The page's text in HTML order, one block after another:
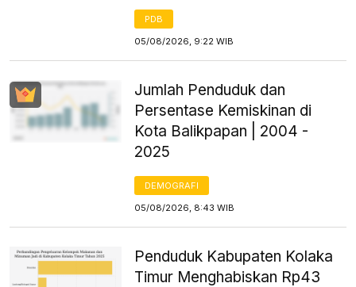
PDB
05/08/2026, 9:22 WIB
Jumlah Penduduk dan
Persentase Kemiskinan di
Kota Balikpapan | 2004 -
2025
DEMOGRAFI
05/08/2026, 8:43 WIB
Penduduk Kabupaten Kolaka
Timur Menghabiskan Rp43